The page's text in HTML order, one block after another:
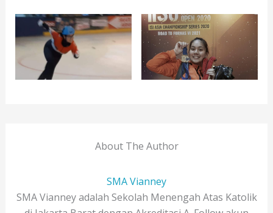
About The Author
SMA Vianney
SMA Vianney adalah Sekolah Menengah Atas Katolik